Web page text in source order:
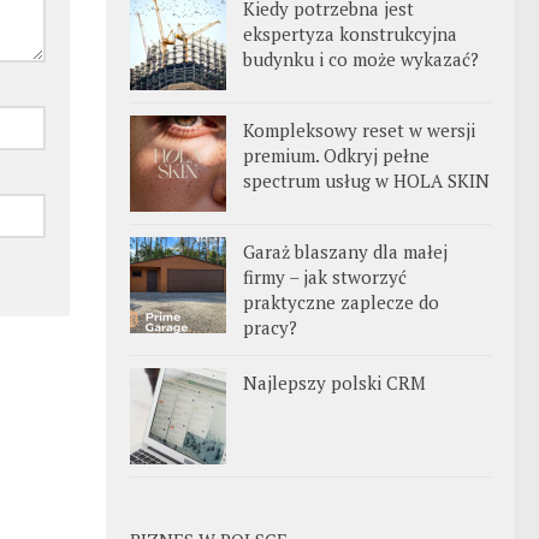
Kiedy potrzebna jest
ekspertyza konstrukcyjna
budynku i co może wykazać?
Kompleksowy reset w wersji
premium. Odkryj pełne
spectrum usług w HOLA SKIN
Garaż blaszany dla małej
firmy – jak stworzyć
praktyczne zaplecze do
pracy?
Najlepszy polski CRM